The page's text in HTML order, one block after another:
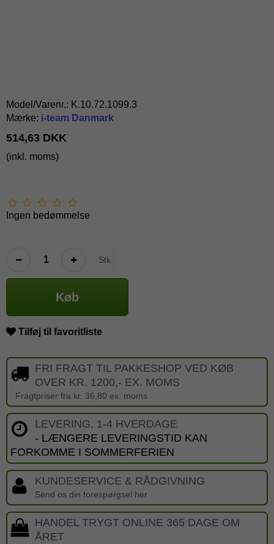
Model/Varenr.: K.10.72.1099.3
Mærke: i-team Danmark
514,63 DKK
(inkl. moms)
Ingen bedømmelse
Stk.
Køb
Tilføj til favoritliste
FRI FRAGT TIL PAKKESHOP VED KØB
OVER KR. 1200,- EX. MOMS
Fragtpriser fra kr. 36,80 ex. moms
LEVERING, 1-4 HVERDAGE
- LÆNGERE LEVERINGSTID KAN
FORKOMME I SOMMERFERIEN
KUNDESERVICE & RÅDGIVNING
Send os din forespørgsel her
HANDEL TRYGT ONLINE 365 DAGE OM
ÅRET